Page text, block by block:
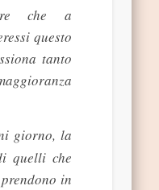
che a
questo
tanto
giorno, la
quelli che
in